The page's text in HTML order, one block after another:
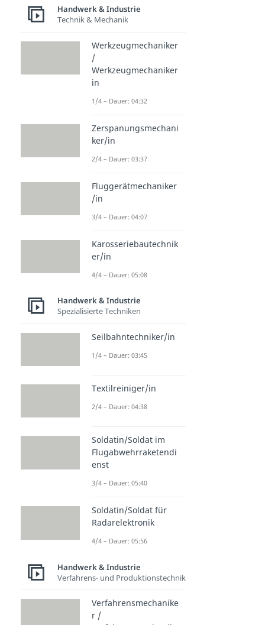
Handwerk & Industrie
Technik & Mechanik
Werkzeugmechaniker
/
Werkzeugmechaniker
in
1/4 – Dauer: 04:32
Zerspanungsmechani
ker/in
2/4 – Dauer: 03:37
Fluggerätmechaniker
/in
3/4 – Dauer: 04:07
Karosseriebautechnik
er/in
4/4 – Dauer: 05:08
Handwerk & Industrie
Spezialisierte Techniken
Seilbahntechniker/in
1/4 – Dauer: 03:45
Textilreiniger/in
2/4 – Dauer: 04:38
Soldatin/Soldat im
Flugabwehrraketendi
enst
3/4 – Dauer: 05:40
Soldatin/Soldat für
Radarelektronik
4/4 – Dauer: 05:56
Handwerk & Industrie
Verfahrens- und Produktionstechnik
Verfahrensmechanike
r /